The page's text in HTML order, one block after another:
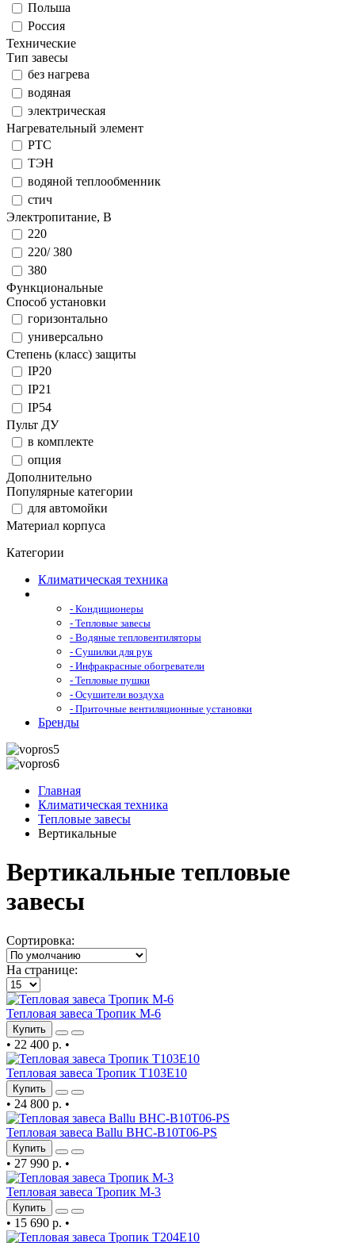
Польша
Россия
Технические
Тип завесы
без нагрева
водяная
электрическая
Нагревательный элемент
РТС
ТЭН
водяной теплообменник
стич
Электропитание, В
220
220/ 380
380
Функциональные
Способ установки
горизонтально
универсально
Степень (класс) защиты
IP20
IP21
IP54
Пульт ДУ
в комплекте
опция
Дополнительно
Популярные категории
для автомойки
Материал корпуса
Категории
Климатическая техника
- Кондиционеры
- Тепловые завесы
- Водяные тепловентиляторы
- Сушилки для рук
- Инфракрасные обогреватели
- Тепловые пушки
- Осушители воздуха
- Приточные вентиляционные установки
Бренды
Главная
Климатическая техника
Тепловые завесы
Вертикальные
Вертикальные тепловые
завесы
Сортировка:
На странице:
Тепловая завеса Тропик М-6
Купить
• 22 400 р. •
Тепловая завеса Тропик Т103Е10
Купить
• 24 800 р. •
Тепловая завеса Ballu BHC-B10T06-PS
Купить
• 27 990 р. •
Тепловая завеса Тропик М-3
Купить
• 15 690 р. •